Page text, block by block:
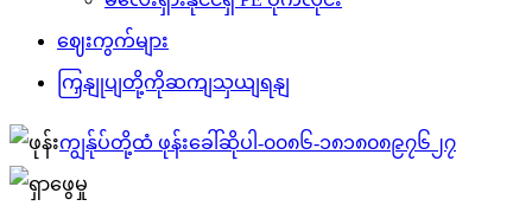
ဈေးကွက်များ
ကြှနျုပျတို့ကိုဆကျသှယျရနျ
ကျွန်ုပ်တို့ထံ ဖုန်းခေါ်ဆိုပါ-၀၀၈၆-၁၈၁၈၀၈၉၇၆၂၇